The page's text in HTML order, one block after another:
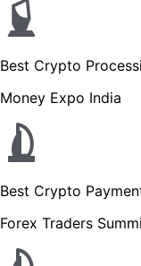
Best Crypto
Money Expo India
Best Crypto
Forex Traders